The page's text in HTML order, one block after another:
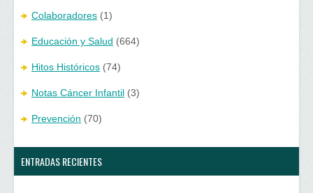
Colaboradores (1)
Educación y Salud (664)
Hitos Históricos (74)
Notas Cáncer Infantil (3)
Prevención (70)
ENTRADAS RECIENTES